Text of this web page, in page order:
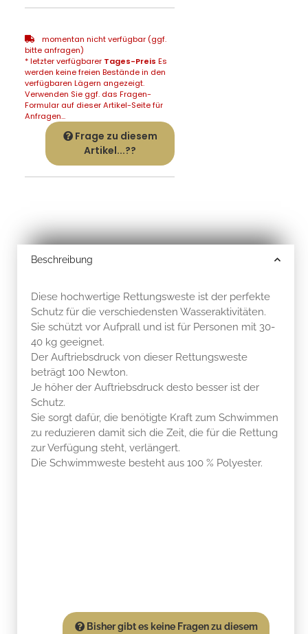
momentan nicht verfügbar (ggf.
bitte anfragen)
* letzter verfügbarer Tages-Preis Es
werden keine freien Bestände in den
verfügbaren Lägern angezeigt.
Verwenden Sie ggf. das Fragen-
Formular auf dieser Artikel-Seite für
Anfragen...
Frage zu diesem
Artikel...??
Beschreibung
Diese hochwertige Rettungsweste ist der perfekte
Schutz für die verschiedensten Wasseraktivitäten.
Sie schützt vor Aufprall und ist für Personen mit 30-
40 kg geeignet.
Der Auftriebsdruck von dieser Rettungsweste
beträgt 100 Newton.
Je höher der Auftriebsdruck desto besser ist der
Schutz.
Sie sorgt dafür, die benötigte Kraft zum Schwimmen
zu reduzieren damit sich die Zeit, die für die Rettung
zur Verfügung steht, verlängert.
Die Schwimmweste besteht aus 100 % Polyester.
Bisher gibt es keine Fragen zu diesem